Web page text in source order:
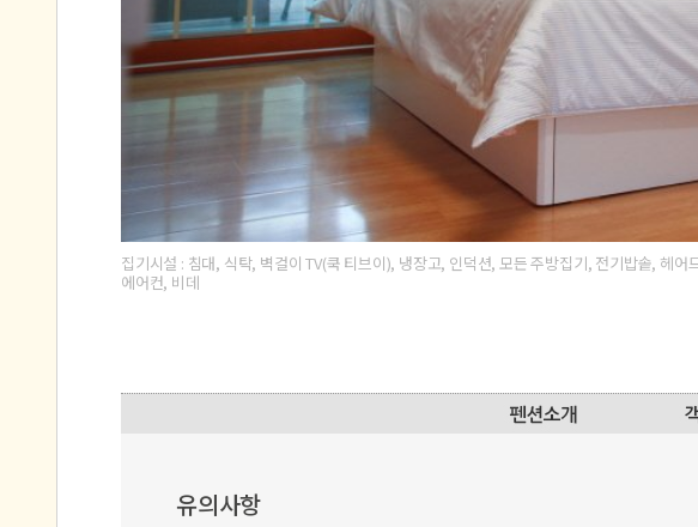
집기시설 : 침대, 식탁, 벽걸이 TV(쿡 티브이), 냉장고, 인덕션, 모든 주방집기, 전기밥솥, 헤
에어컨, 비데
유의사항